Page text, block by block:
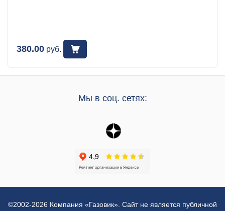
380.00 руб.
Мы в соц. сетях:
©2002-2026 Компания «Газовик». Сайт не является публичной